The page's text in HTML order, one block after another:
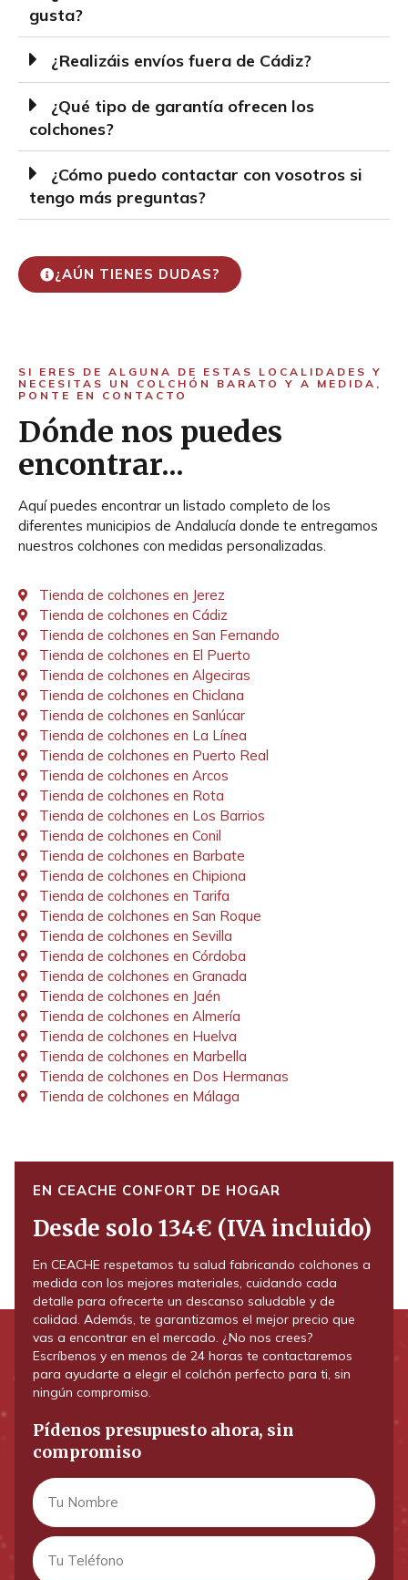
gusta?
¿Realizáis envíos fuera de Cádiz?
¿Qué tipo de garantía ofrecen los
colchones?
¿Cómo puedo contactar con vosotros si
tengo más preguntas?
¿AÚN TIENES DUDAS?
SI ERES DE ALGUNA DE ESTAS LOCALIDADES Y
NECESITAS UN COLCHÓN BARATO Y A MEDIDA,
PONTE EN CONTACTO
Dónde nos puedes
encontrar...
Aquí puedes encontrar un listado completo de los
diferentes municipios de Andalucía donde te entregamos
nuestros colchones con medidas personalizadas.
Tienda de colchones en Jerez
Tienda de colchones en Cádiz
Tienda de colchones en San Fernando
Tienda de colchones en El Puerto
Tienda de colchones en Algeciras
Tienda de colchones en Chiclana
Tienda de colchones en Sanlúcar
Tienda de colchones en La Línea
Tienda de colchones en Puerto Real
Tienda de colchones en Arcos
Tienda de colchones en Rota
Tienda de colchones en Los Barrios
Tienda de colchones en Conil
Tienda de colchones en Barbate
Tienda de colchones en Chipiona
Tienda de colchones en Tarifa
Tienda de colchones en San Roque
Tienda de colchones en Sevilla
Tienda de colchones en Córdoba
Tienda de colchones en Granada
Tienda de colchones en Jaén
Tienda de colchones en Almería
Tienda de colchones en Huelva
Tienda de colchones en Marbella
Tienda de colchones en Dos Hermanas
Tienda de colchones en Málaga
EN CEACHE CONFORT DE HOGAR
Desde solo 134€ (IVA incluido)
En CEACHE respetamos tu salud fabricando colchones a
medida con los mejores materiales, cuidando cada
detalle para ofrecerte un descanso saludable y de
calidad. Además, te garantizamos el mejor precio que
vas a encontrar en el mercado. ¿No nos crees?
Escríbenos y en menos de 24 horas te contactaremos
para ayudarte a elegir el colchón perfecto para ti, sin
ningún compromiso.
Pídenos presupuesto ahora, sin
compromiso